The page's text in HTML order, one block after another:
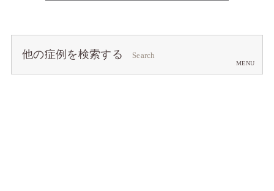
他の症例を検索する Search